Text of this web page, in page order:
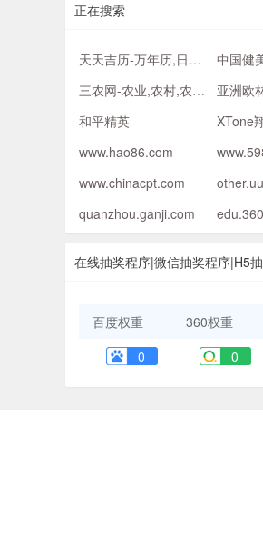
正在搜索
天天吉历-万年历,日历,农历,阴历,农历转阳历在线查询 中国健
三农网-农业,农村,农民,农产品B2B供求信息发布
亚洲欧
和平精英
www.hao86.com
www.chinacpt.com
quanzhou.ganji.com
在线抽奖程序|微信抽奖程序|H5
百度权重 360权重
0
0